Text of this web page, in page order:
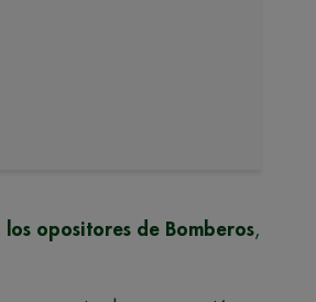
los opositores de Bomberos,